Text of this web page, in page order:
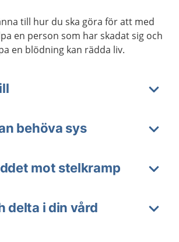
till hur du ska göra för att med
en person som har skadat sig och
en blödning kan rädda liv.
behöva sys
mot stelkramp
delta i din vård